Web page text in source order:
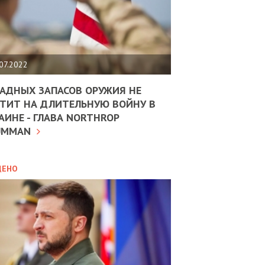
ЗАПАСОВ ОРУЖИЯ НЕ
НА ДЛИТЕЛЬНУЮ ВОЙНУ В
- ГЛАВА NORTHROP
10.02.2025